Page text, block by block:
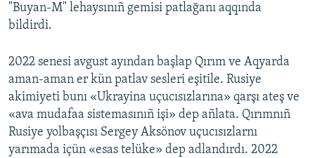
"Buyan-M" lehaysınıñ gemisi patlağanı aqqında
bildirdi.
2022 senesi avgust ayından başlap Qırım ve Aqyarda
aman-aman er kün patlav sesleri eşitile. Rusiye
akimiyeti bunı «Ukrayina uçucısızlarına» qarşı ateş ve
«ava mudafaa sistemasınıñ işi» dep añlata. Qırımnıñ
Rusiye yolbaşçısı Sergey Aksönov uçucısızlarnı
yarımada içün «esas telüke» dep adlandırdı. 2022